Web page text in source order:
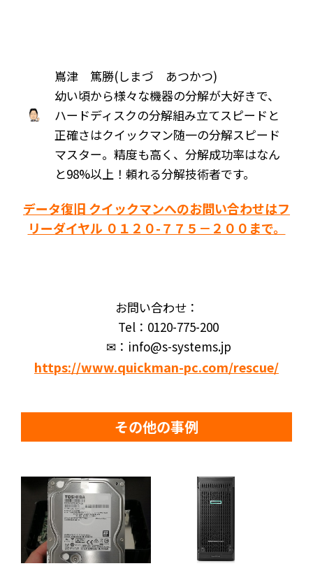
嶌津 篤勝(しまづ あつかつ)
幼い頃から様々な機器の分解が大好きで、
ハードディスクの分解組み立てスピードと
正確さはクイックマン随一の分解スピード
マスター。精度も高く、分解成功率はなん
と98%以上！頼れる分解技術者です。
データ復旧 クイックマンへのお問い合わせはフ
リーダイヤル ０１２０-７７５－２００まで。
お問い合わせ：
Tel：0120-775-200
✉：info@s-systems.jp
https://www.quickman-pc.com/rescue/
その他の事例